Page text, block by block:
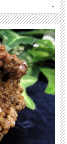
めに！
どがある場合があり
た、出来る限り自
ィスプレイ環境によ
い。
い致します。